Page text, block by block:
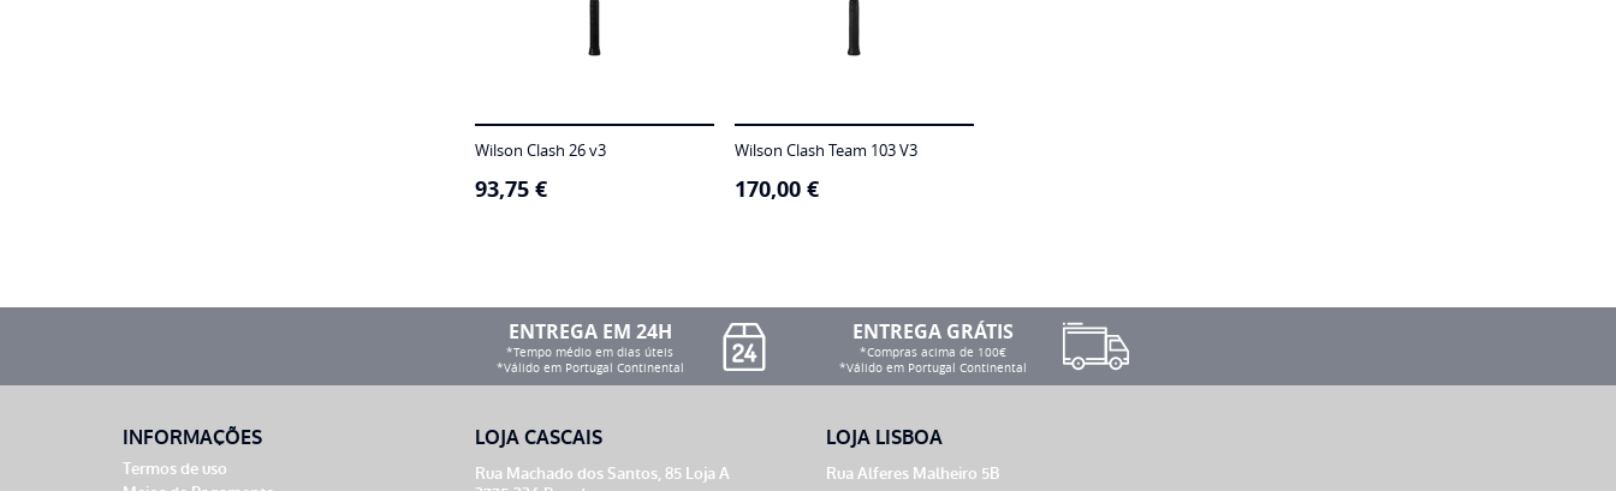
Wilson Clash 26 v3
93,75 €
Wilson Clash Team 103 V3
170,00 €
ENTREGA EM 24H
*Tempo médio em dias úteis
*Válido em Portugal Continental
ENTREGA GRÁTIS
*Compras acima de 100€
*Válido em Portugal Continental
INFORMAÇÕES
Termos de uso
LOJA CASCAIS
Rua Machado dos Santos, 85 Loja A
LOJA LISBOA
Rua Alferes Malheiro 5B